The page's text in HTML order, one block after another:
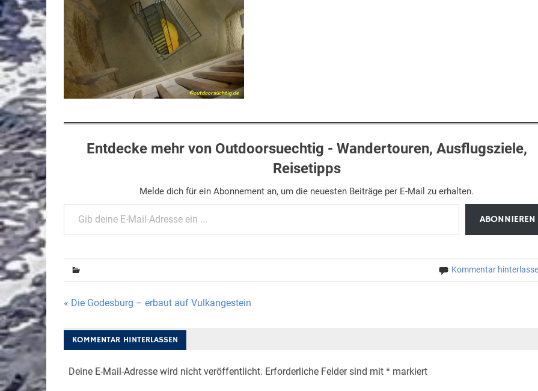
Entdecke mehr von Outdoorsuechtig - Wandertouren, Ausflugsziele,
Reisetipps
Melde dich für ein Abonnement an, um die neuesten Beiträge per E-Mail zu erhalten.
Gib deine E-Mail-Adresse ein ...
ABONNIEREN
Kommentar
Beitragsnavigation
« Die Godesburg – erbaut auf Vulkangestein
KOMMENTAR HINTERLASSEN
Deine E-Mail-Adresse wird nicht veröffentlicht. Erforderliche Felder sind mit *markiert